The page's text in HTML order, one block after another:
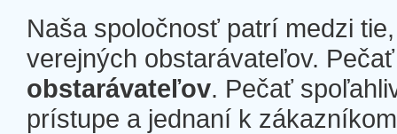
Naša spoločnosť patrí medzi
verejných obstarávateľov.
obstarávateľov. Pečať
prístupe a jednaní k